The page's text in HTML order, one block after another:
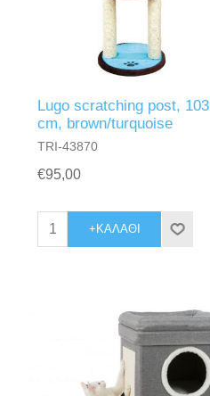
Lugo scratching post, 103
cm, brown/turquoise
TRI-43870
€95,00
+ΚΑΛΆΘΙ